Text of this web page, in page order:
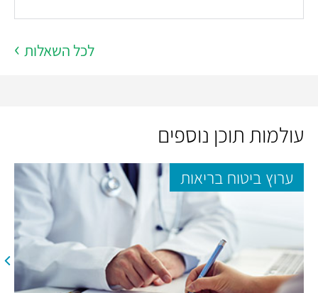
לכל השאלות
עולמות תוכן נוספים
ערוץ ביטוח בריאות